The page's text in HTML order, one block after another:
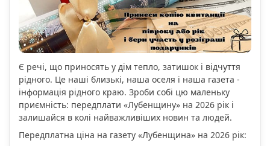
Є речі, що приносять у дім тепло, затишок і відчуття
рідного. Це наші близькі, наша оселя і наша газета -
інформація рідного краю. Зроби собі цю маленьку
приємність: передплати «Лубенщину» на 2026 рік і
залишайся в колі найважливіших новин та людей.
Передплатна ціна на газету «Лубенщина» на 2026 рік: